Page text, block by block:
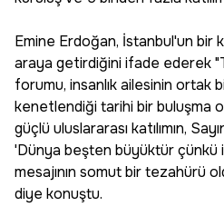
Emine Erdoğan, İstanbul'un bir
araya getirdiğini ifade ederek
forumu, insanlık ailesinin ortak
kenetlendiği tarihi bir buluşma
güçlü uluslararası katılımın,
'Dünya beşten büyüktür çünkü
mesajının somut bir tezahürü
diye konuştu.